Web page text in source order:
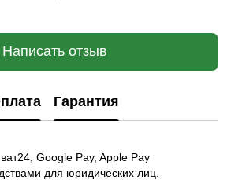
Написать отзыв
Гарантия
Google Pay, Apple Pay
для юридических лиц.